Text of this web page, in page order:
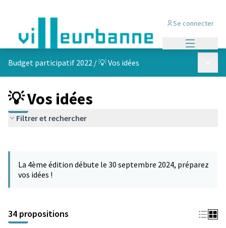
Se connecter
Budget participatif 2022 /💡 Vos idées
💡 Vos idées
Filtrer et rechercher
−
La 4ème édition débute le 30 septembre 2024, préparez
vos idées !
34 propositions